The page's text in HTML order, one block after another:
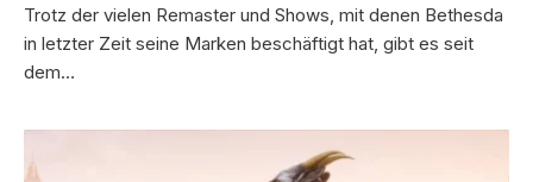
Trotz der vielen Remaster und Shows, mit denen Bethesda
in letzter Zeit seine Marken beschäftigt hat, gibt es seit
dem…